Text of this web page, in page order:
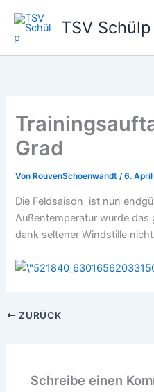
Inhalt
springen
TSV Schülp
Grad
Von RouvenSchoenwandt/6. April
Die Feldsaison ist nun
Außentemperatur wurde
dank seltener Windstille
ZURÜCK
Schreibe einen